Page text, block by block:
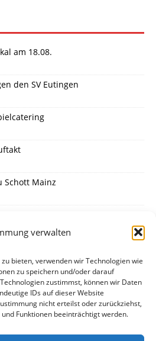
verwalten
bieten, verwenden wir Technologien wie
zu speichern und/oder darauf
zustimmst, können wir Daten
IDs auf dieser Website
nicht erteilst oder zurückziehst,
Funktionen beeinträchtigt werden.
am 18.08.
den SV Eutingen
Schott Mainz
Björn!